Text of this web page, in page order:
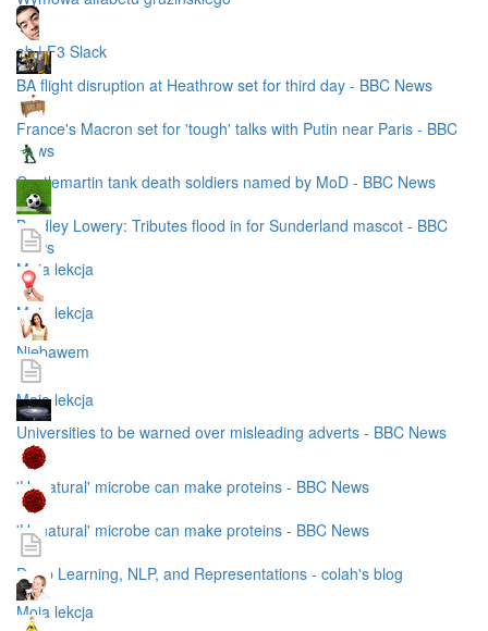
ab | F3 Slack
BA flight disruption at Heathrow set for third day - BBC News
France's Macron set for 'tough' talks with Putin near Paris - BBC
News
Castlemartin tank death soldiers named by MoD - BBC News
Bradley Lowery: Tributes flood in for Sunderland mascot - BBC
News
Moja lekcja
Moja lekcja
Niebawem
Moja lekcja
Universities to be warned over misleading adverts - BBC News
'Unnatural' microbe can make proteins - BBC News
'Unnatural' microbe can make proteins - BBC News
Deep Learning, NLP, and Representations - colah's blog
Moja lekcja